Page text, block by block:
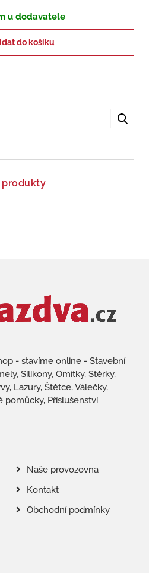
u dodavatele
do košíku
- stavíme online - Stavební
Silikony, Omítky, Stěrky,
Lazury, Štětce, Válečky,
pomůcky, Příslušenství
Naše provozovna
Kontakt
Obchodní podmínky